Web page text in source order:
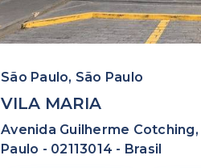
São Paulo, São Paulo
VILA MARIA
Avenida Guilherme Cotching,
Paulo - 02113014 - Brasil